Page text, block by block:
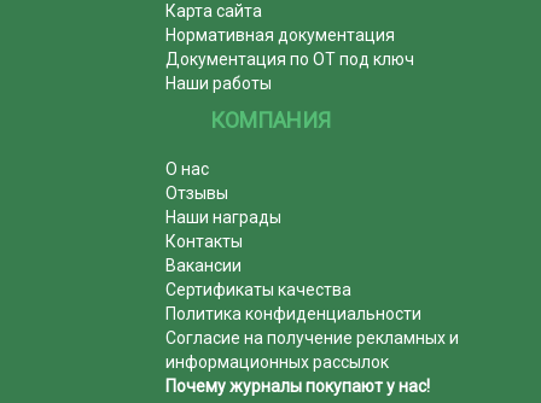
Карта сайта
Нормативная документация
Документация по ОТ под ключ
Наши работы
КОМПАНИЯ
О нас
Отзывы
Наши награды
Контакты
Вакансии
Сертификаты качества
Политика конфиденциальности
Согласие на получение рекламных и
информационных рассылок
Почему журналы покупают у нас!